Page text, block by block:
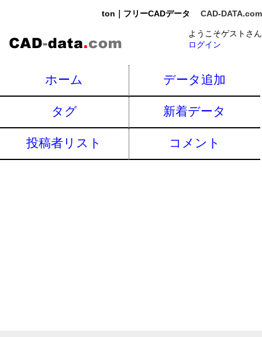
ton｜フリーCADデータ CAD-DATA.com
ようこそゲストさん
ログイン
ホーム データ追加
タグ 新着データ
投稿者リスト コメント